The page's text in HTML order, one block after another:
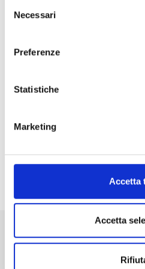
delNecessari
Preferenze
Statistiche
Marketing
Accetta
Accetta
Altri eventi in
Madesimo